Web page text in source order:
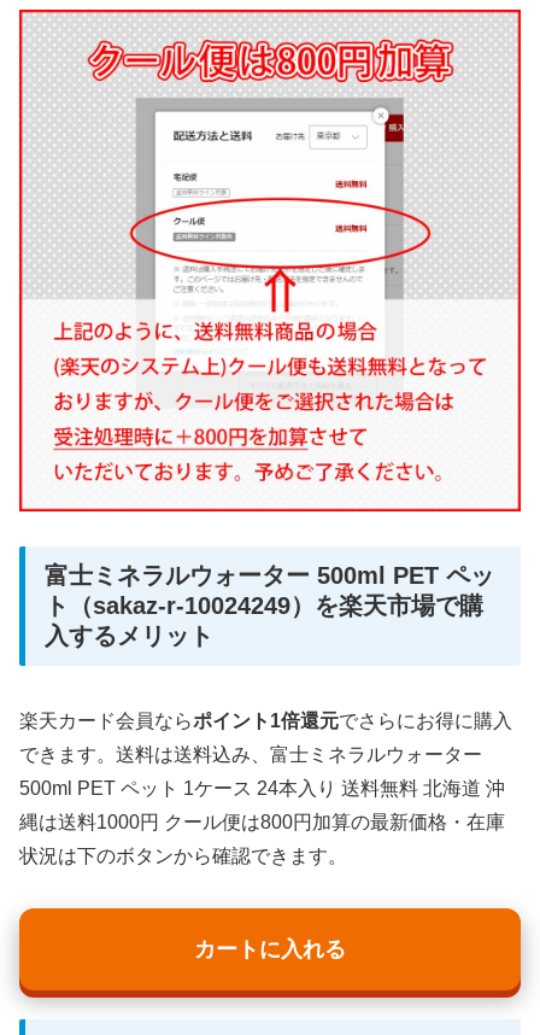
富士ミネラルウォーター 500ml PET ペッ
ト（sakaz-r-10024249）を楽天市場で購
入するメリット
楽天カード会員ならポイント1倍還元でさらにお得に購入
できます。送料は送料込み、富士ミネラルウォーター
500ml PET ペット 1ケース 24本入り 送料無料 北海道 沖
縄は送料1000円 クール便は800円加算の最新価格・在庫
状況は下のボタンから確認できます。
カートに入れる